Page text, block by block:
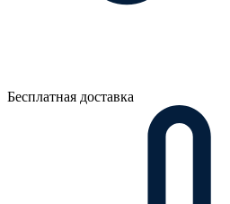
Бесплатная доставка